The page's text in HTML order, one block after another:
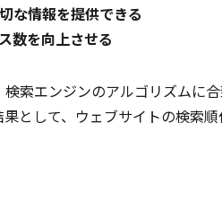
な情報を提供できる
数を向上させる
索エンジンのアルゴリズムに
として、ウェブサイトの検索